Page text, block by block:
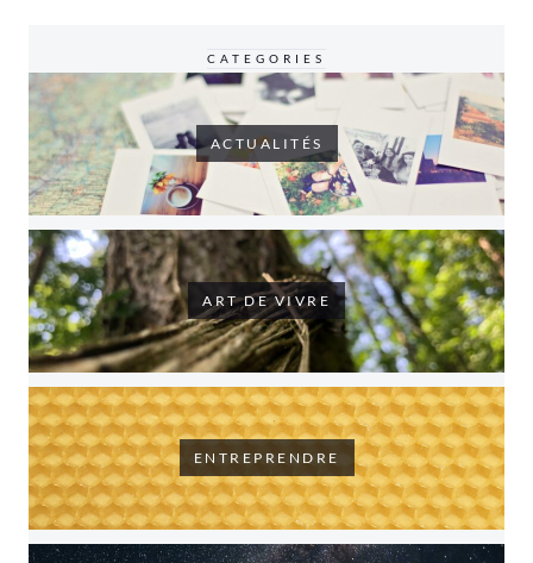
CATEGORIES
ACTUALITÉS
ART DE VIVRE
ENTREPRENDRE